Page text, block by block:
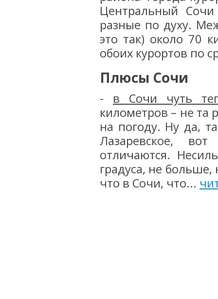
Центральный
разные по духу.
это так) около 70
обоих курортов по
Плюсы Сочи
- в Сочи чуть
километров – не та
на погоду. Ну да,
Лазаревское,
отличаются.
градуса, не
что в Сочи, что...